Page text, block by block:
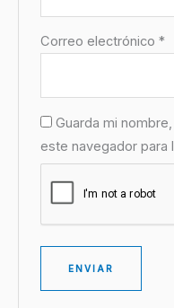
Correo electrónico*
Guarda mi
este navegador para